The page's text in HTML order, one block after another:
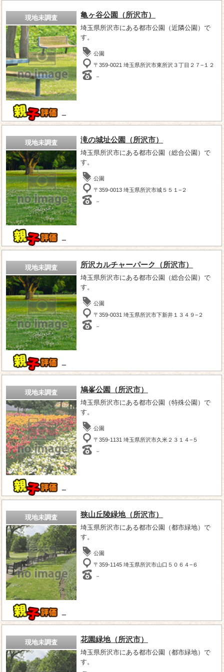
現地未調査
－
亀ヶ谷公園（所沢市）
埼玉県所沢市にある都市公園（近隣公園）で
す。
公園
〒359-0021 埼玉県所沢市東所沢３丁目２７−１２
－
現地未調査
－
滝の城址公園（所沢市）
埼玉県所沢市にある都市公園（総合公園）で
す。
公園
〒359-0013 埼玉県所沢市城５５１−２
－
現地未調査
－
所沢カルチャーパーク（所沢市）
埼玉県所沢市にある都市公園（総合公園）で
す。
公園
〒359-0031 埼玉県所沢市下新井１３４９−２
－
現地未調査
－
鳩峯公園（所沢市）
埼玉県所沢市にある都市公園（特殊公園）で
す。
公園
〒359-1131 埼玉県所沢市久米２３１４−５
－
現地未調査
－
狭山丘陵緑地（所沢市）
埼玉県所沢市にある都市公園（都市緑地）で
す。
公園
〒359-1145 埼玉県所沢市山口５０６４−６
－
現地未調査 花園緑地（所沢市）
埼玉県所沢市にある都市公園（都市緑地）で
す。